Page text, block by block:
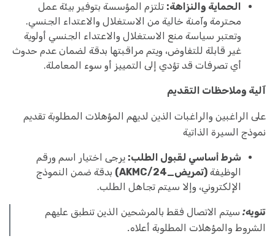
الحماية والنزاهة: تلتزم المؤسسة بتوفير بيئة عمل
محترمة وآمنة خالية من الاستغلال والاعتداء الجنسي.
وتعتبر سياسة منع الاستغلال والاعتداء الجنسي أولوية
غير قابلة للتفاوض، ويتم مراقبتها بدقة لضمان عدم حدوث
أي تصرفات قد تؤدي إلى التمييز أو سوء المعاملة.
آلية وملاحظات التقديم
على الراغبين والراغبات الذين لديهم المؤهلات المطلوبة تقديم
نموذج السيرة الذاتية
شرط أساسي لقبول الطلب: يرجى اختيار اسم ورقم
الوظيفة (تمريض_AKMC/24)
بدقة ضمن النموذج
الإلكتروني، وإلا سيتم تجاهل الطلب.
تنويه: سيتم الاتصال فقط بالمرشحين الذين تنطبق عليهم
الشروط والمؤهلات المطلوبة أعلاه.